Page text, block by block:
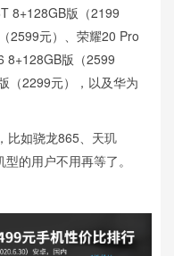
8+128GB版（2199
2599元）、荣耀20 Pro
8+128GB版（2599
（2299元），以及华为
比如骁龙865、天玑
的用户不用再等了。